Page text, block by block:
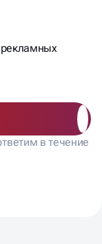
в течение